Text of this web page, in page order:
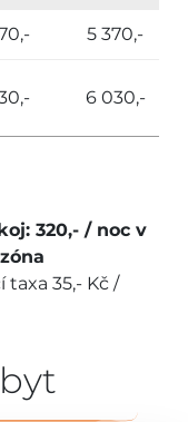
5 370,-
6 030,-
320,- / noc v
35,- Kč /